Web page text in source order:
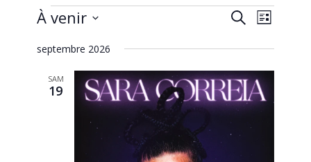
de
vues
Recherche
de
vues
Liste
À venir
une
septembre 2026
SAM
19